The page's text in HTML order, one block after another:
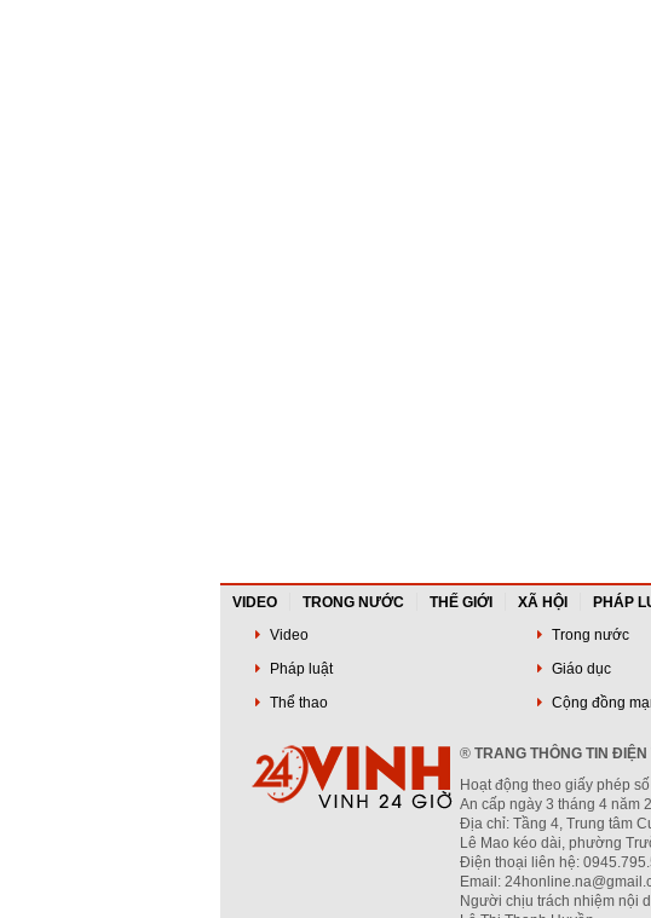
VIDEO TRONG NƯỚC THẾ GIỚI XÃ HỘI PHÁP
Video
Trong nước
Pháp luật
Giáo dục
Thể thao
Cộng đồng
® TRANG THÔNG TIN
Hoạt động theo giấy phép
An cấp ngày 3 tháng 4 năm
Địa chỉ: Tầng 4, Trung tâm
Lê Mao kéo dài, phường
Điện thoại liên hệ:
Email:
Người chịu trách nhiệm nội